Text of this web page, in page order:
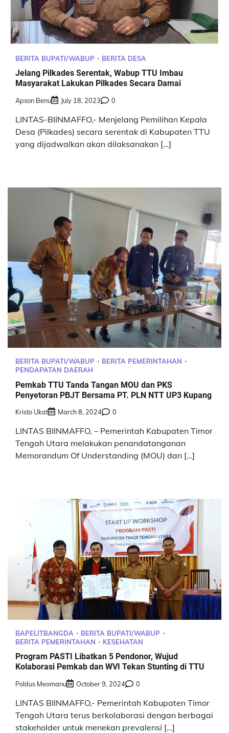
BERITA BUPATI/WABUP BERITA DESA
Jelang Pilkades Serentak, Wabup TTU Imbau
Masyarakat Lakukan Pilkades Secara Damai
Apson Benu July 18, 2023 0
LINTAS-BIINMAFFO,- Menjelang Pemilihan Kepala
Desa (Pilkades) secara serentak di Kabupaten TTU
yang dijadwalkan akan dilaksanakan […]
BERITA BUPATI/WABUP
BERITA PEMERINTAHAN
PENDAPATAN DAERAH
Pemkab TTU Tanda Tangan MOU dan PKS
Penyetoran PBJT Bersama PT. PLN NTT UP3 Kupang
Kristo Ukat March 8, 2024 0
LINTAS BIINMAFFO, – Pemerintah Kabupaten Timor
Tengah Utara melakukan penandatanganan
Memorandum Of Understanding (MOU) dan […]
BAPELITBANGDA
BERITA BUPATI/WABUP
BERITA PEMERINTAHAN
KESEHATAN
Program PASTI Libatkan 5 Pendonor, Wujud
Kolaborasi Pemkab dan WVI Tekan Stunting di TTU
Poldus Meomanu October 9, 2024 0
LINTAS BIINMAFFO,- Pemerintah Kabupaten Timor
Tengah Utara terus berkolaborasi dengan berbagai
stakeholder untuk menekan prevalensi […]